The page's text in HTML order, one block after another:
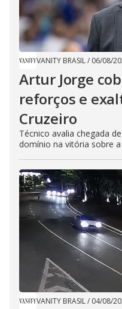
VANITY BRASIL/ 06/08/
Artur Jorge
reforços e
Cruzeiro
Técnico avalia chegada
domínio na vitória sobre
VANITY BRASIL/ 04/08/